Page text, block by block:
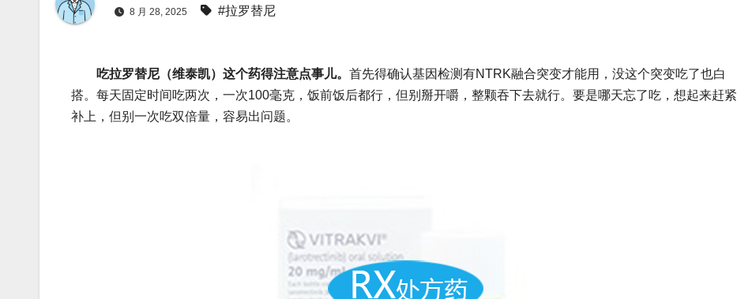
8 月 28, 2025 #拉罗替尼
吃拉罗替尼（维泰凯）这个药得注意点事儿。 首先得确认基因检测有NTRK融合突变才能用，没这个突变吃了也白
搭。每天固定时间吃两次，一次100毫克，饭前饭后都行，但别掰开嚼，整颗吞下去就行。要是哪天忘了吃，想起来赶紧
补上，但别一次吃双倍量，容易出问题。